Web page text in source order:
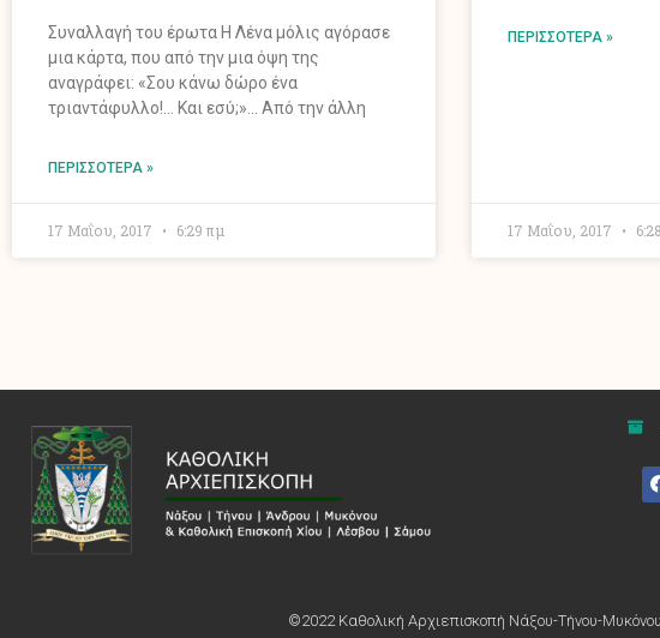
Συναλλαγή του έρωτα Η Λένα μόλις αγόρασε
μια κάρτα, που από την μια όψη της
αναγράφει: «Σου κάνω δώρο ένα
τριαντάφυλλο!… Και εσύ;»… Από την άλλη
ΠΕΡΙΣΣΌΤΕΡΑ »
17 Μαΐου, 2017 6:29 πμ
ΠΕΡΙΣΣΌΤΕΡΑ »
17 Μαΐου, 2017
©2022 Καθολική Αρχιεπισκοπή Νάξου-Τήνου-